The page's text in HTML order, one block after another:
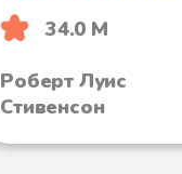
34.0 М
Роберт Луис
Стивенсон